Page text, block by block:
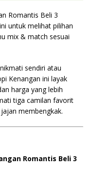
Romantis Beli 3
untuk melihat pilihan
mix & match sesuai
sendiri atau
Kenangan ini layak
harga yang lebih
tiga camilan favorit
membengkak.
Romantis Beli 3